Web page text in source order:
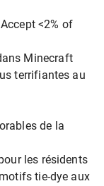
<2% of
Minecraft
terrifiantes au
de la
les résidents
tie-dye aux